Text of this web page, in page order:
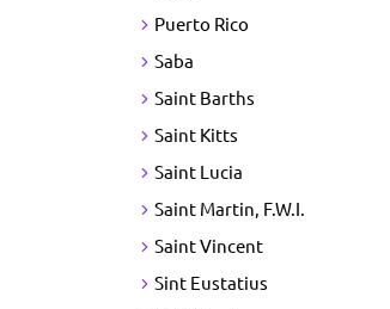
Puerto Rico
Saba
Saint Barths
Saint Kitts
Saint Lucia
Saint Martin, F.W.I.
Saint Vincent
Sint Eustatius